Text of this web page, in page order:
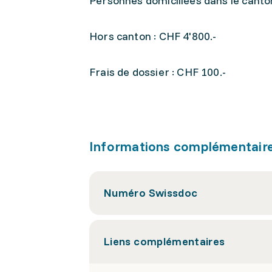
Hors canton : CHF 4'800.-
Frais de dossier : CHF 100.-
Informations
Numéro Swissdoc
Liens complémentaires